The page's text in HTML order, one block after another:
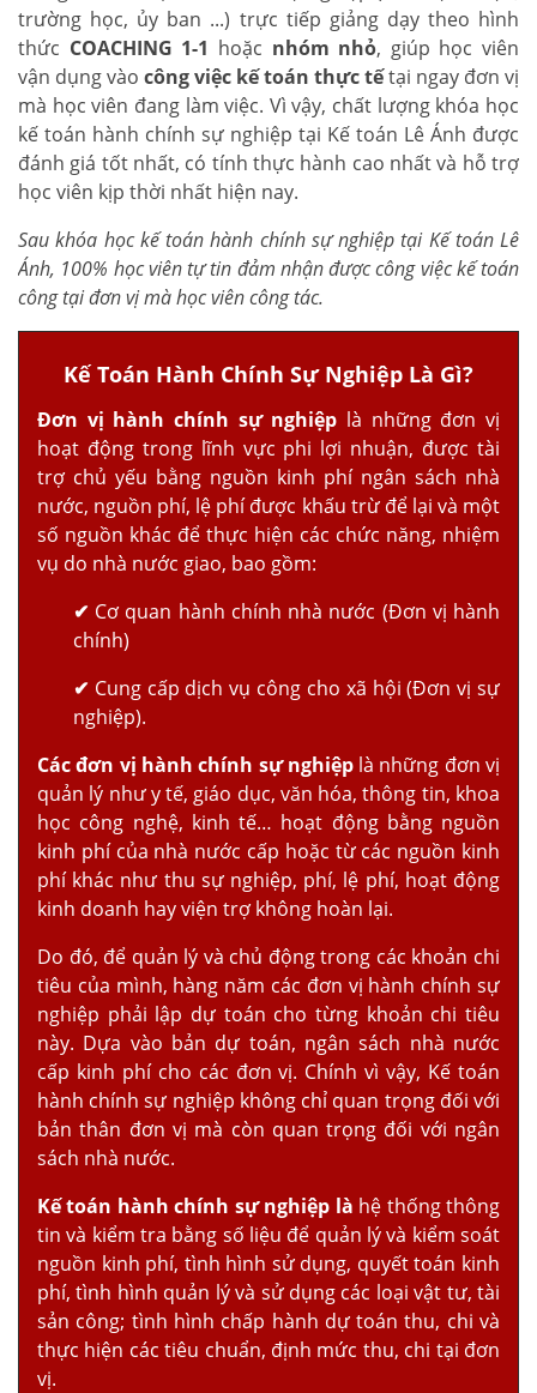
trường học, ủy ban ...) trực tiếp giảng dạy theo hình
thức COACHING 1-1 hoặc nhóm nhỏ, giúp học viên
vận dụng vào công việc kế toán thực tếtại ngay đơn vị
mà học viên đang làm việc. Vì vậy, chất lượng khóa học
kế toán hành chính sự nghiệp tại Kế toán Lê Ánh được
đánh giá tốt nhất, có tính thực hành cao nhất và hỗ trợ
học viên kịp thời nhất hiện nay.
Sau khóa học kế toán hành chính sự nghiệp tại Kế toán Lê
Ánh, 100% học viên tự tin đảm nhận được công việc kế toán
công tại đơn vị mà học viên công tác.
Kế Toán Hành Chính Sự Nghiệp Là Gì?
Đơn vị hành chính sự nghiệp là những đơn vị
hoạt động trong lĩnh vực phi lợi nhuận, được tài
trợ chủ yếu bằng nguồn kinh phí ngân sách nhà
nước, nguồn phí, lệ phí được khấu trừ để lại và một
số nguồn khác để thực hiện các chức năng, nhiệm
vụ do nhà nước giao, bao gồm:
✔ Cơ quan hành chính nhà nước (Đơn vị hành
chính)
✔ Cung cấp dịch vụ công cho xã hội (Đơn vị sự
nghiệp).
Các đơn vị hành chính sự nghiệplà những đơn vị
quản lý như y tế, giáo dục, văn hóa, thông tin, khoa
học công nghệ, kinh tế… hoạt động bằng nguồn
kinh phí của nhà nước cấp hoặc từ các nguồn kinh
phí khác như thu sự nghiệp, phí, lệ phí, hoạt động
kinh doanh hay viện trợ không hoàn lại.
Do đó, để quản lý và chủ động trong các khoản chi
tiêu của mình, hàng năm các đơn vị hành chính sự
nghiệp phải lập dự toán cho từng khoản chi tiêu
này. Dựa vào bản dự toán, ngân sách nhà nước
cấp kinh phí cho các đơn vị. Chính vì vậy, Kế toán
hành chính sự nghiệp không chỉ quan trọng đối với
bản thân đơn vị mà còn quan trọng đối với ngân
sách nhà nước.
Kế toán hành chính sự nghiệp là hệ thống thông
tin và kiểm tra bằng số liệu để quản lý và kiểm soát
nguồn kinh phí, tình hình sử dụng, quyết toán kinh
phí, tình hình quản lý và sử dụng các loại vật tư, tài
sản công; tình hình chấp hành dự toán thu, chi và
thực hiện các tiêu chuẩn, định mức thu, chi tại đơn
vị.